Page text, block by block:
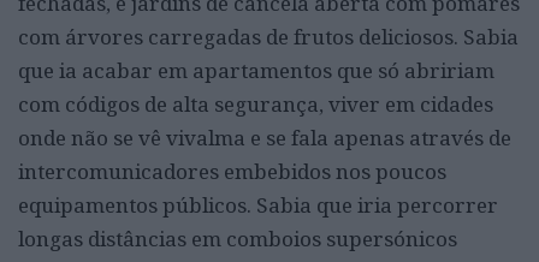
com árvores carregadas de frutos deliciosos. Sabia
que ia acabar em apartamentos que só abririam
com códigos de alta segurança, viver em cidades
onde não se vê vivalma e se fala apenas através de
intercomunicadores embebidos nos poucos
equipamentos públicos. Sabia que iria percorrer
longas distâncias em comboios supersónicos